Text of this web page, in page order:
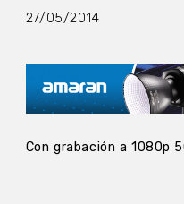
27/05/2014
Con grabación a 1080p